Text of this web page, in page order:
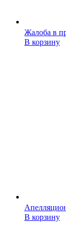
Жалоба в
В корзину
В корзину